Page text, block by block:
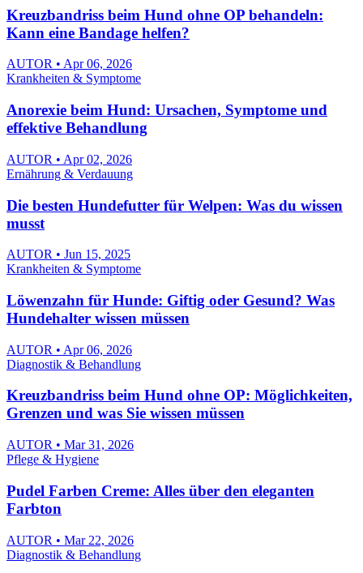
Kreuzbandriss beim Hund ohne OP behandeln:
Kann eine Bandage helfen?
AUTOR • Apr 06, 2026
Krankheiten & Symptome
Anorexie beim Hund: Ursachen, Symptome und
effektive Behandlung
AUTOR • Apr 02, 2026
Ernährung & Verdauung
Die besten Hundefutter für Welpen: Was du wissen
musst
AUTOR • Jun 15, 2025
Krankheiten & Symptome
Löwenzahn für Hunde: Giftig oder Gesund? Was
Hundehalter wissen müssen
AUTOR • Apr 06, 2026
Diagnostik & Behandlung
Kreuzbandriss beim Hund ohne OP: Möglichkeiten,
Grenzen und was Sie wissen müssen
AUTOR • Mar 31, 2026
Pflege & Hygiene
Pudel Farben Creme: Alles über den eleganten
Farbton
AUTOR • Mar 22, 2026
Diagnostik & Behandlung